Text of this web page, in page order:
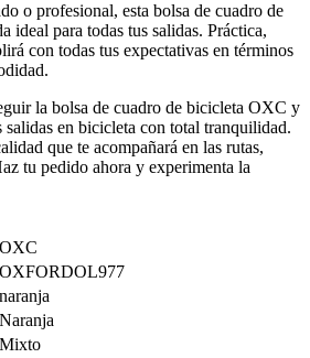
o profesional, esta bolsa de cuadro de
ideal para todas tus salidas. Práctica,
con todas tus expectativas en términos
la bolsa de cuadro de bicicleta OXC y
salidas en bicicleta con total tranquilidad.
que te acompañará en las rutas,
tu pedido ahora y experimenta la
OXC
OXFORDOL977
naranja
Naranja
Mixto